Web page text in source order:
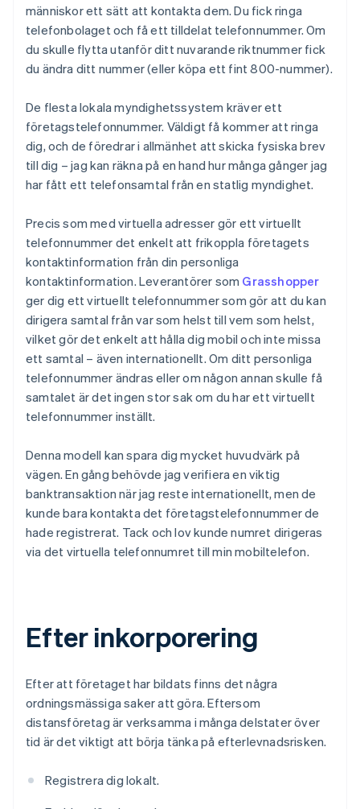
människor ett sätt att kontakta dem. Du fick ringa
telefonbolaget och få ett tilldelat telefonnummer. Om
du skulle flytta utanför ditt nuvarande riktnummer fick
du ändra ditt nummer (eller köpa ett fint 800-nummer).
De flesta lokala myndighetssystem kräver ett
företagstelefonnummer. Väldigt få kommer att ringa
dig, och de föredrar i allmänhet att skicka fysiska brev
till dig – jag kan räkna på en hand hur många gånger jag
har fått ett telefonsamtal från en statlig myndighet.
Precis som med virtuella adresser gör ett virtuellt
telefonnummer det enkelt att frikoppla företagets
kontaktinformation från din personliga
kontaktinformation. Leverantörer som Grasshopper
ger dig ett virtuellt telefonnummer som gör att du kan
dirigera samtal från var som helst till vem som helst,
vilket gör det enkelt att hålla dig mobil och inte missa
ett samtal – även internationellt. Om ditt personliga
telefonnummer ändras eller om någon annan skulle få
samtalet är det ingen stor sak om du har ett virtuellt
telefonnummer inställt.
Denna modell kan spara dig mycket huvudvärk på
vägen. En gång behövde jag verifiera en viktig
banktransaktion när jag reste internationellt, men de
kunde bara kontakta det företagstelefonnummer de
hade registrerat. Tack och lov kunde numret dirigeras
via det virtuella telefonnumret till min mobiltelefon.
Efter inkorporering
Efter att företaget har bildats finns det några
ordningsmässiga saker att göra. Eftersom
distansföretag är verksamma i många delstater över
tid är det viktigt att börja tänka på efterlevnadsrisken.
Registrera dig lokalt.